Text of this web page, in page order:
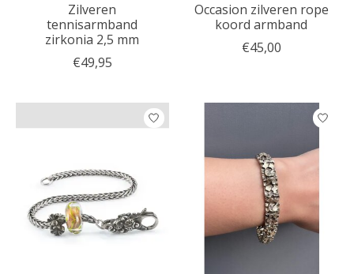
Zilveren
tennisarmband
zirkonia 2,5 mm
€49,95
Occasion zilveren rope
koord armband
€45,00